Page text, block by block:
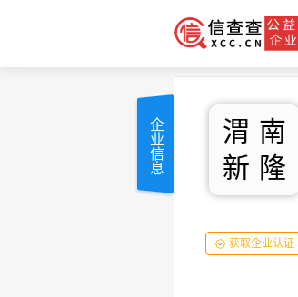
渭 南
新 隆
获取企业认证
企业信息